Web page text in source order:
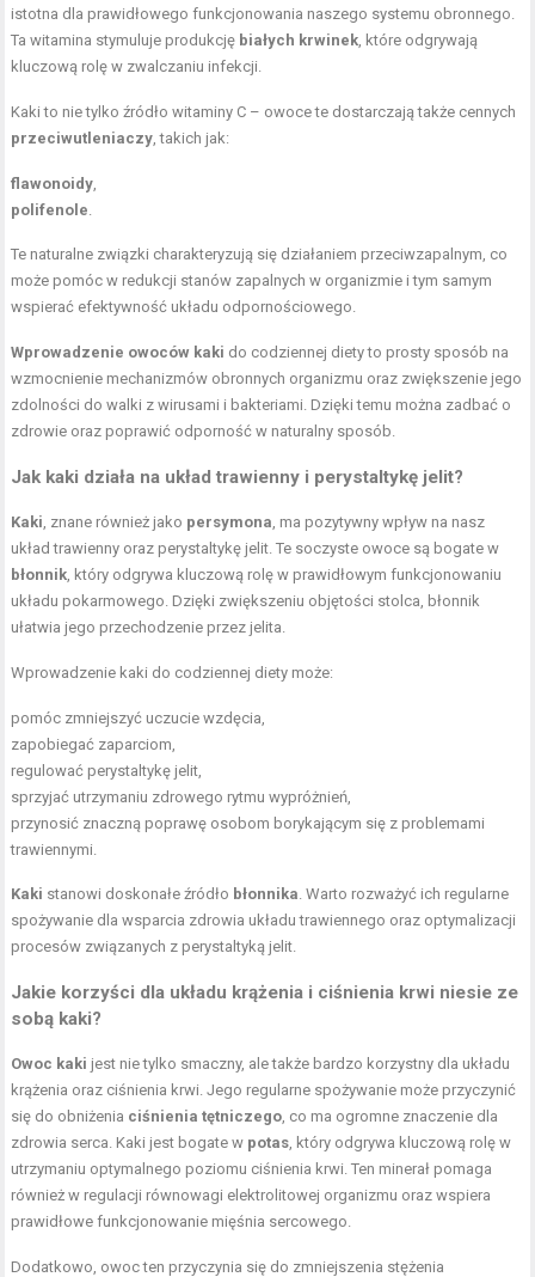
istotna dla prawidłowego funkcjonowania naszego systemu obronnego.
Ta witamina stymuluje produkcję białych krwinek, które odgrywają
kluczową rolę w zwalczaniu infekcji.
Kaki to nie tylko źródło witaminy C – owoce te dostarczają także cennych
przeciwutleniaczy, takich jak:
flawonoidy,
polifenole.
Te naturalne związki charakteryzują się działaniem przeciwzapalnym, co
może pomóc w redukcji stanów zapalnych w organizmie i tym samym
wspierać efektywność układu odpornościowego.
Wprowadzenie owoców kaki do codziennej diety to prosty sposób na
wzmocnienie mechanizmów obronnych organizmu oraz zwiększenie jego
zdolności do walki z wirusami i bakteriami. Dzięki temu można zadbać o
zdrowie oraz poprawić odporność w naturalny sposób.
Jak kaki działa na układ trawienny i perystaltykę jelit?
Kaki, znane również jako persymona, ma pozytywny wpływ na nasz
układ trawienny oraz perystaltykę jelit. Te soczyste owoce są bogate w
błonnik, który odgrywa kluczową rolę w prawidłowym funkcjonowaniu
układu pokarmowego. Dzięki zwiększeniu objętości stolca, błonnik
ułatwia jego przechodzenie przez jelita.
Wprowadzenie kaki do codziennej diety może:
pomóc zmniejszyć uczucie wzdęcia,
zapobiegać zaparciom,
regulować perystaltykę jelit,
sprzyjać utrzymaniu zdrowego rytmu wypróżnień,
przynosić znaczną poprawę osobom borykającym się z problemami
trawiennymi.
Kaki stanowi doskonałe źródło błonnika. Warto rozważyć ich regularne
spożywanie dla wsparcia zdrowia układu trawiennego oraz optymalizacji
procesów związanych z perystaltyką jelit.
Jakie korzyści dla układu krążenia i ciśnienia krwi niesie ze
sobą kaki?
Owoc kaki jest nie tylko smaczny, ale także bardzo korzystny dla układu
krążenia oraz ciśnienia krwi. Jego regularne spożywanie może przyczynić
się do obniżenia ciśnienia tętniczego, co ma ogromne znaczenie dla
zdrowia serca. Kaki jest bogate w potas, który odgrywa kluczową rolę w
utrzymaniu optymalnego poziomu ciśnienia krwi. Ten minerał pomaga
również w regulacji równowagi elektrolitowej organizmu oraz wspiera
prawidłowe funkcjonowanie mięśnia sercowego.
Dodatkowo, owoc ten przyczynia się do zmniejszenia stężenia